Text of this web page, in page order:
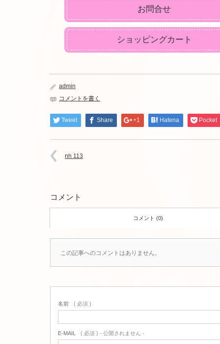
お問合せ
ショッピングカート
admin
コメントを書く
Tweet Share +1 Hatena Pocket
nh 113
コメント
コメント (0)
この記事へのコメントはありません。
名前 ( 必須 )
E-MAIL ( 必須 ) - 公開されません -